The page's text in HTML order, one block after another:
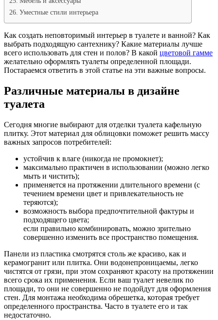
Уместные стили интерьера
Как создать неповторимый интерьер в туалете и ванной? Как
выбрать подходящую сантехнику? Какие материалы лучше
всего использовать для стен и полов? В какой цветовой гамме
желательно оформлять туалеты определенной площади.
Постараемся ответить в этой статье на эти важные вопросы.
Различные материалы в дизайне
туалета
Сегодня многие выбирают для отделки туалета кафельную
плитку. Этот материал для облицовки поможет решить массу
важных запросов потребителей:
устойчив к влаге (никогда не промокнет);
максимально практичен в использовании (можно легко
мыть и чистить);
применяется на протяжении длительного времени (с
течением времени цвет и привлекательность не
теряются);
возможность выбора предпочтительной фактуры и
подходящего цвета;
если правильно комбинировать, можно зрительно
совершенно изменить все пространство помещения.
Панели из пластика смотрятся столь же красиво, как и
керамогранит или плитка. Они водонепроницаемы, легко
чистятся от грязи, при этом сохраняют красоту на протяжении
всего срока их применения. Если ваш туалет невелик по
площади, то они не совершенно не подойдут для оформления
стен. Для монтажа необходима обрешетка, которая требует
определенного пространства. Часто в туалете его и так
недостаточно.